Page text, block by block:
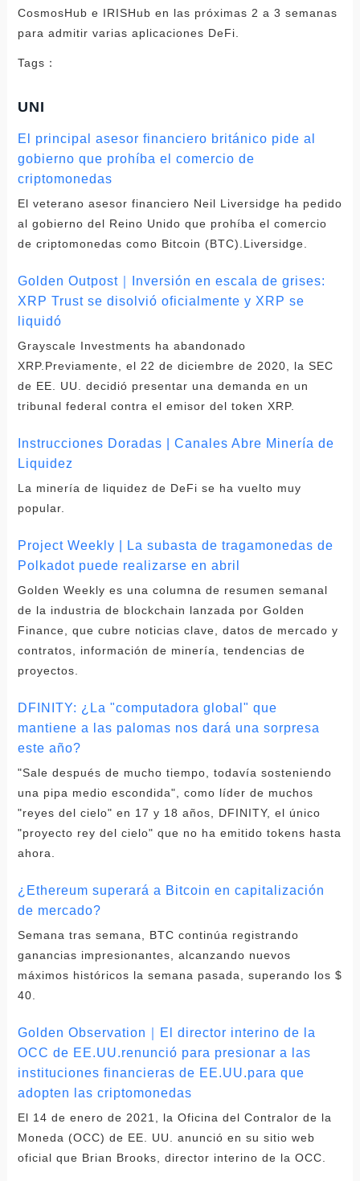
CosmosHub e IRISHub en las próximas 2 a 3 semanas
para admitir varias aplicaciones DeFi.
Tags：
UNI
El principal asesor financiero británico pide al
gobierno que prohíba el comercio de
criptomonedas
El veterano asesor financiero Neil Liversidge ha pedido
al gobierno del Reino Unido que prohíba el comercio
de criptomonedas como Bitcoin (BTC).Liversidge.
Golden Outpost｜Inversión en escala de grises:
XRP Trust se disolvió oficialmente y XRP se
liquidó
Grayscale Investments ha abandonado
XRP.Previamente, el 22 de diciembre de 2020, la SEC
de EE. UU. decidió presentar una demanda en un
tribunal federal contra el emisor del token XRP.
Instrucciones Doradas | Canales Abre Minería de
Liquidez
La minería de liquidez de DeFi se ha vuelto muy
popular.
Project Weekly | La subasta de tragamonedas de
Polkadot puede realizarse en abril
Golden Weekly es una columna de resumen semanal
de la industria de blockchain lanzada por Golden
Finance, que cubre noticias clave, datos de mercado y
contratos, información de minería, tendencias de
proyectos.
DFINITY: ¿La "computadora global" que
mantiene a las palomas nos dará una sorpresa
este año?
"Sale después de mucho tiempo, todavía sosteniendo
una pipa medio escondida", como líder de muchos
"reyes del cielo" en 17 y 18 años, DFINITY, el único
"proyecto rey del cielo" que no ha emitido tokens hasta
ahora.
¿Ethereum superará a Bitcoin en capitalización
de mercado?
Semana tras semana, BTC continúa registrando
ganancias impresionantes, alcanzando nuevos
máximos históricos la semana pasada, superando los $
40.
Golden Observation｜El director interino de la
OCC de EE.UU.renunció para presionar a las
instituciones financieras de EE.UU.para que
adopten las criptomonedas
El 14 de enero de 2021, la Oficina del Contralor de la
Moneda (OCC) de EE. UU. anunció en su sitio web
oficial que Brian Brooks, director interino de la OCC.